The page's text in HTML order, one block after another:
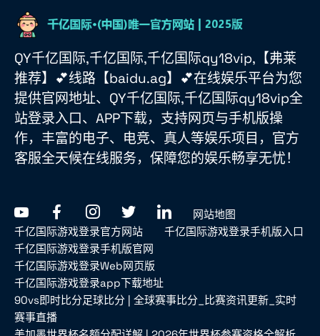
QY千亿国际,千亿国际,千亿国际qy18vip,【弗莱
推荐】💕线路【baidu.ag】💕在线娱乐平台为您
提供官网地址、QY千亿国际,千亿国际qy18vip全
站登录入口、APP下载，支持网页与手机版操
作，丰富的电子、电竞、真人等娱乐项目，官方
客服全天候在线服务，保障您的娱乐畅享无忧！
网站地图
千亿国际游戏登录官方网站
千亿国际游戏登录手机版入口
千亿国际游戏登录手机版官网
千亿国际游戏登录Web网页版
千亿国际游戏登录app下载地址
90vs即时比分足球比分 | 全球赛事比分_比赛资讯更新_实时
赛事直播